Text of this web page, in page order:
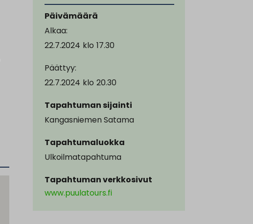
Päivämäärä
Alkaa:
22.7.2024 klo 17.30
Päättyy:
22.7.2024 klo 20.30
Tapahtuman sijainti
Kangasniemen Satama
Tapahtumaluokka
Ulkoilmatapahtuma
Tapahtuman verkkosivut
www.puulatours.fi